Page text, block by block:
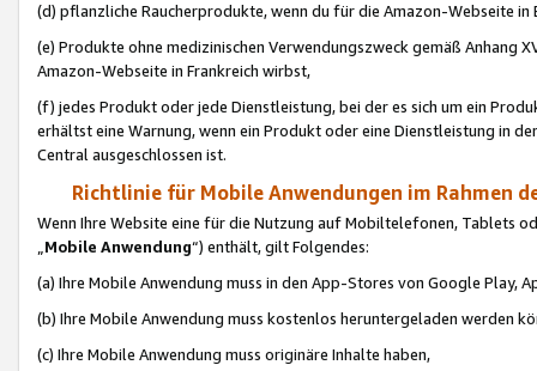
(d) pflanzliche Raucherprodukte, wenn du für die Amazon-Webseite in
(e) Produkte ohne medizinischen Verwendungszweck gemäß Anhang
Amazon-Webseite in Frankreich wirbst,
(f) jedes Produkt oder jede Dienstleistung, bei der es sich um ein
erhältst eine Warnung, wenn ein Produkt oder eine Dienstleistung in
Central ausgeschlossen ist.
Richtlinie für Mobile Anwendungen im Rahmen
Wenn Ihre Website eine für die Nutzung auf Mobiltelefonen, Tablets
„Mobile Anwendung“) enthält, gilt Folgendes:
(a) Ihre Mobile Anwendung muss in den App-Stores von Google Play,
(b) Ihre Mobile Anwendung muss kostenlos heruntergeladen werden
(c) Ihre Mobile Anwendung muss originäre Inhalte haben,